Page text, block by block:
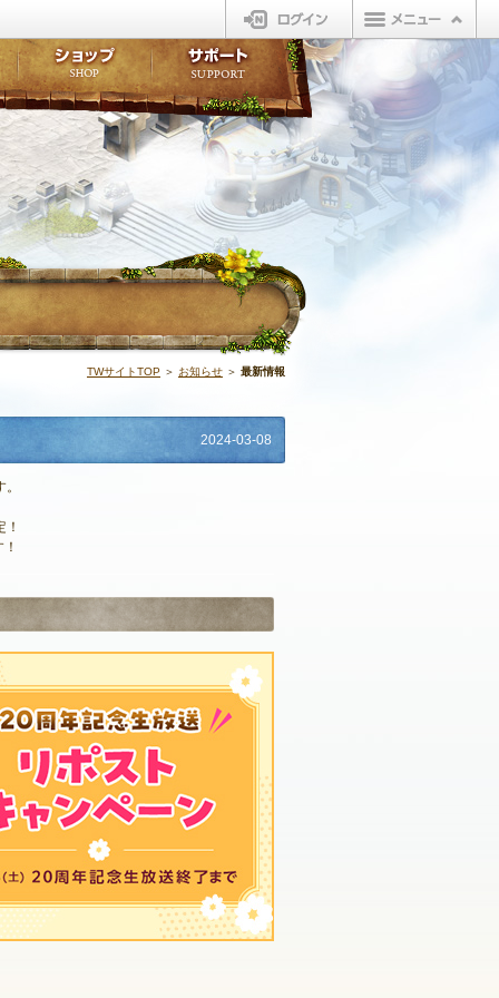
ログイン
ーバー
TWサイトTOP ＞ お知らせ ＞ 最新情報
2024-03-08
ポイントライブラリ
LINEスタンプ
ショップ
販売アイテム
ビューティーショップ
オープンマーケットサポート
不具合対応状況
アンケート